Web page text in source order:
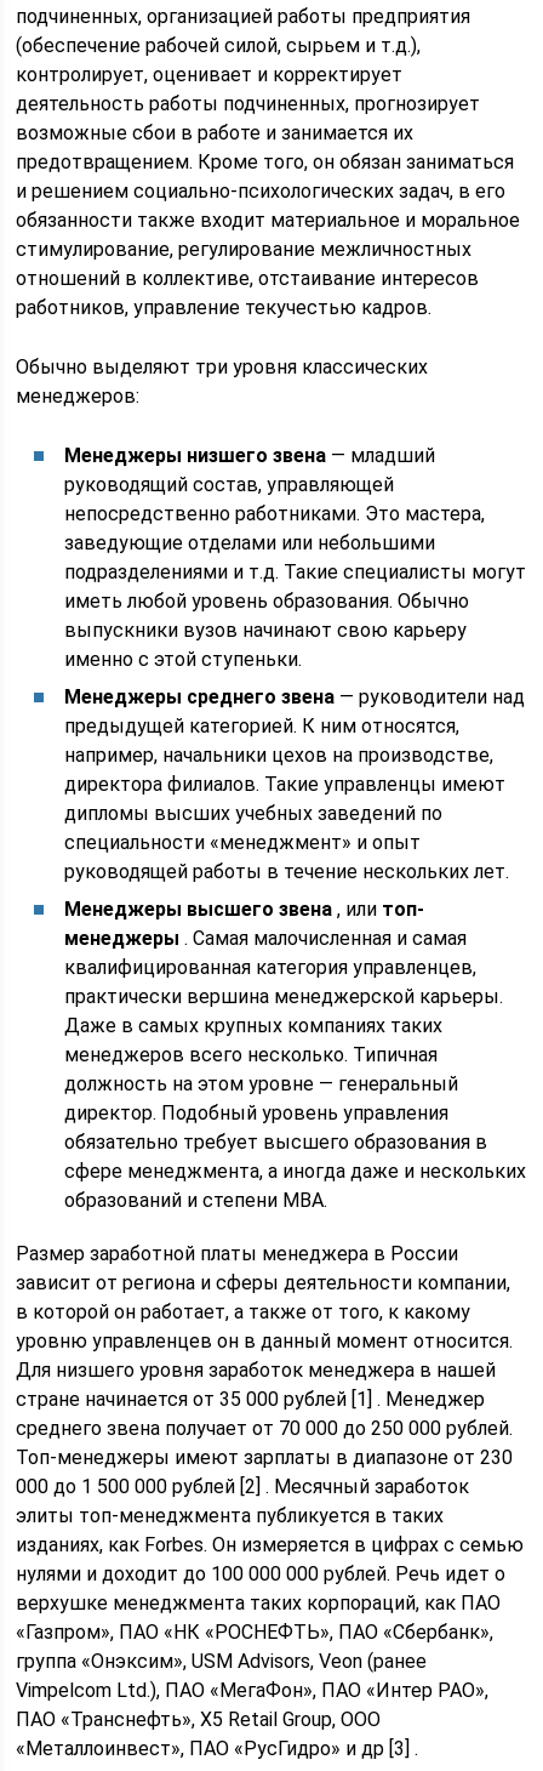
подчиненных, организацией работы предприятия
(обеспечение рабочей силой, сырьем и т.д.),
контролирует, оценивает и корректирует
деятельность работы подчиненных, прогнозирует
возможные сбои в работе и занимается их
предотвращением. Кроме того, он обязан заниматься
и решением социально-психологических задач, в его
обязанности также входит материальное и моральное
стимулирование, регулирование межличностных
отношений в коллективе, отстаивание интересов
работников, управление текучестью кадров.
Обычно выделяют три уровня классических
менеджеров:
Менеджеры низшего звена — младший
руководящий состав, управляющей
непосредственно работниками. Это мастера,
заведующие отделами или небольшими
подразделениями и т.д. Такие специалисты могут
иметь любой уровень образования. Обычно
выпускники вузов начинают свою карьеру
именно с этой ступеньки.
Менеджеры среднего звена — руководители над
предыдущей категорией. К ним относятся,
например, начальники цехов на производстве,
директора филиалов. Такие управленцы имеют
дипломы высших учебных заведений по
специальности «менеджмент» и опыт
руководящей работы в течение нескольких лет.
Менеджеры высшего звена , или топ-
менеджеры . Самая малочисленная и самая
квалифицированная категория управленцев,
практически вершина менеджерской карьеры.
Даже в самых крупных компаниях таких
менеджеров всего несколько. Типичная
должность на этом уровне — генеральный
директор. Подобный уровень управления
обязательно требует высшего образования в
сфере менеджмента, а иногда даже и нескольких
образований и степени MBA.
Размер заработной платы менеджера в России
зависит от региона и сферы деятельности компании,
в которой он работает, а также от того, к какому
уровню управленцев он в данный момент относится.
Для низшего уровня заработок менеджера в нашей
стране начинается от 35 000 рублей [1] . Менеджер
среднего звена получает от 70 000 до 250 000 рублей.
Топ-менеджеры имеют зарплаты в диапазоне от 230
000 до 1 500 000 рублей [2] . Месячный заработок
элиты топ-менеджмента публикуется в таких
изданиях, как Forbes. Он измеряется в цифрах с семью
нулями и доходит до 100 000 000 рублей. Речь идет о
верхушке менеджмента таких корпораций, как ПАО
«Газпром», ПАО «НК «РОСНЕФТЬ», ПАО «Сбербанк»,
группа «Онэксим», USM Advisors, Veon (ранее
Vimpelcom Ltd.), ПАО «МегаФон», ПАО «Интер РАО»,
ПАО «Транснефть», X5 Retail Group, ООО
«Металлоинвест», ПАО «РусГидро» и др [3] .